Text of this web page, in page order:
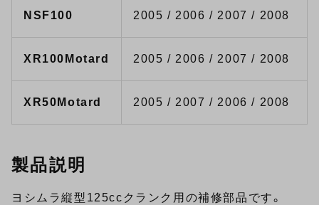
NSF100 2005 / 2006 / 2007 / 2008
XR100Motard 2005 / 2006 / 2007 / 2008
XR50Motard 2005 / 2007 / 2006 / 2008
製品説明
ヨシムラ縦型125ccクランク用の補修部品です。